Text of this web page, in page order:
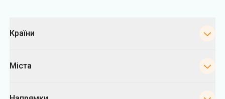
Країни
Міста